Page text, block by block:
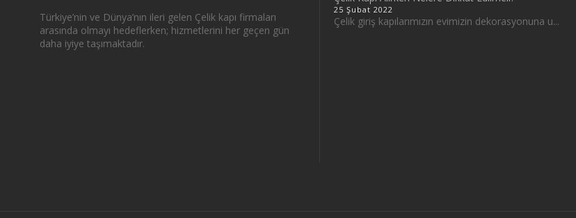
Türkiye’nin ve Dünya’nın ileri gelen Çelik kapı firmaları
arasında olmayı hedeflerken; hizmetlerini her geçen gün
daha iyiye taşımaktadır.
25 Şubat 2022
Çelik giriş kapılarımızın evimizin dekorasyonuna u...